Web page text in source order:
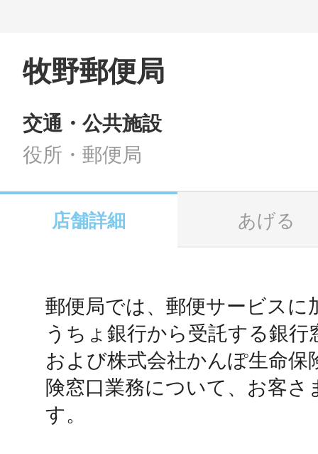
SMS
メール
URLをコピー
牧野郵便局
交通・公共施設
役所・郵便局
店舗詳細 あげる
郵便局では、郵便サービスに
うちょ銀行から受託する銀行
および株式会社かんぽ生命保
険窓口業務について、お客さ
す。
智頭
鴻巣